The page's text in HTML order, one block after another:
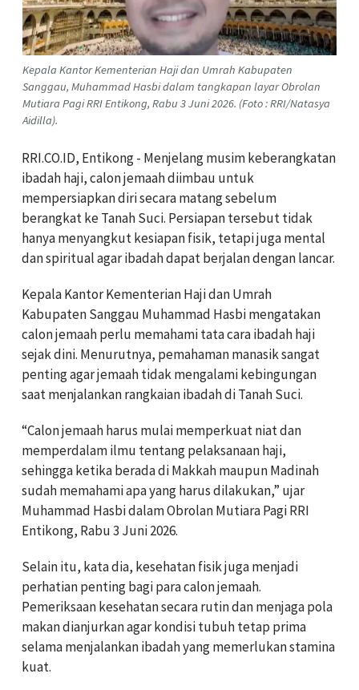
Kepala Kantor Kementerian Haji dan Umrah Kabupaten
Sanggau, Muhammad Hasbi dalam tangkapan layar Obrolan
Mutiara Pagi RRI Entikong, Rabu 3 Juni 2026. (Foto : RRI/Natasya
Aidilla).
RRI.CO.ID, Entikong - Menjelang musim keberangkatan
ibadah haji, calon jemaah diimbau untuk
mempersiapkan diri secara matang sebelum
berangkat ke Tanah Suci. Persiapan tersebut tidak
hanya menyangkut kesiapan fisik, tetapi juga mental
dan spiritual agar ibadah dapat berjalan dengan lancar.
Kepala Kantor Kementerian Haji dan Umrah
Kabupaten Sanggau Muhammad Hasbi mengatakan
calon jemaah perlu memahami tata cara ibadah haji
sejak dini. Menurutnya, pemahaman manasik sangat
penting agar jemaah tidak mengalami kebingungan
saat menjalankan rangkaian ibadah di Tanah Suci.
“Calon jemaah harus mulai memperkuat niat dan
memperdalam ilmu tentang pelaksanaan haji,
sehingga ketika berada di Makkah maupun Madinah
sudah memahami apa yang harus dilakukan,” ujar
Muhammad Hasbi dalam Obrolan Mutiara Pagi RRI
Entikong, Rabu 3 Juni 2026.
Selain itu, kata dia, kesehatan fisik juga menjadi
perhatian penting bagi para calon jemaah.
Pemeriksaan kesehatan secara rutin dan menjaga pola
makan dianjurkan agar kondisi tubuh tetap prima
selama menjalankan ibadah yang memerlukan stamina
kuat.